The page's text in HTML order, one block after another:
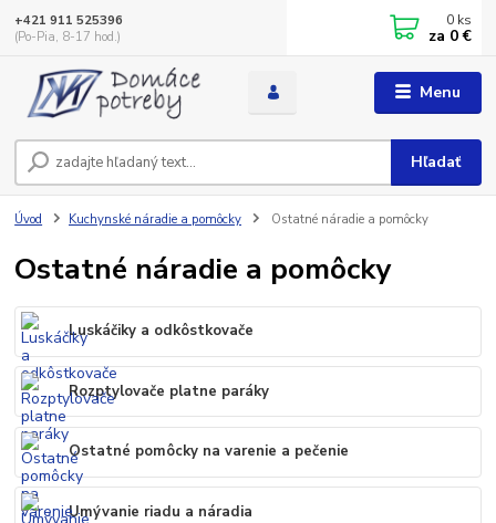
Menu
Hľadať
+421 911 525396
(Po-Pia, 8-17 hod.)
0 ks
za 0 €
Úvod Kuchynské náradie a pomôcky Ostatné náradie a pomôcky
Ostatné náradie a pomôcky
Luskáčiky a odkôstkovače
Rozptylovače platne paráky
Ostatné pomôcky na varenie a pečenie
Umývanie riadu a náradia